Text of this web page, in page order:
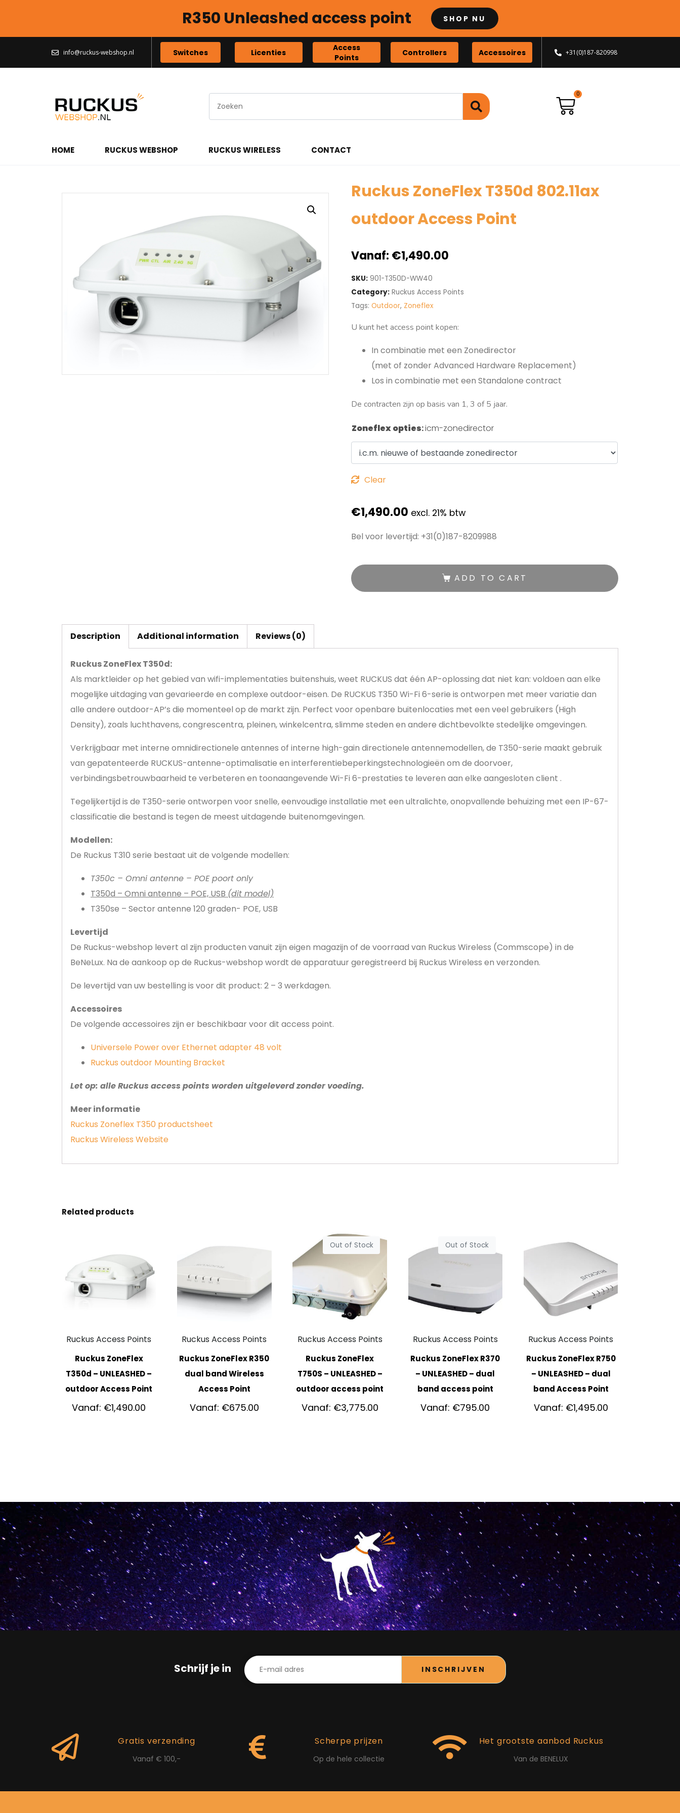
R350 Unleashed access point SHOP NU
info@ruckus-webshop.nl Switches Licenties
Access
Points
Controllers Accessoires +31(0)187-820998
HOME RUCKUS WEBSHOP RUCKUS WIRELESS CONTACT
Ruckus ZoneFlex T350d 802.11ax
outdoor Access Point
Vanaf: €1,490.00
SKU: 901-T350D-WW40
Category: Ruckus Access Points
Tags: Outdoor, Zoneflex
U kunt het access point kopen:
In combinatie met een Zonedirector
(met of zonder Advanced Hardware Replacement)
Los in combinatie met een Standalone contract
De contracten zijn op basis van 1, 3 of 5 jaar.
Zoneflex opties:icm-zonedirector
Clear
€1,490.00 excl. 21% btw
Bel voor levertijd: +31(0)187-8209988
ADD TO CART
Description Additional information Reviews (0)
Ruckus ZoneFlex T350d:
Als marktleider op het gebied van wifi-implementaties buitenshuis, weet RUCKUS dat één AP-oplossing dat niet kan: voldoen aan elke
mogelijke uitdaging van gevarieerde en complexe outdoor-eisen. De RUCKUS T350 Wi-Fi 6-serie is ontworpen met meer variatie dan
alle andere outdoor-AP’s die momenteel op de markt zijn. Perfect voor openbare buitenlocaties met een veel gebruikers (High
Density), zoals luchthavens, congrescentra, pleinen, winkelcentra, slimme steden en andere dichtbevolkte stedelijke omgevingen.
Verkrijgbaar met interne omnidirectionele antennes of interne high-gain directionele antennemodellen, de T350-serie maakt gebruik
van gepatenteerde RUCKUS-antenne-optimalisatie en interferentiebeperkingstechnologieën om de doorvoer,
verbindingsbetrouwbaarheid te verbeteren en toonaangevende Wi-Fi 6-prestaties te leveren aan elke aangesloten client .
Tegelijkertijd is de T350-serie ontworpen voor snelle, eenvoudige installatie met een ultralichte, onopvallende behuizing met een IP-67-
classificatie die bestand is tegen de meest uitdagende buitenomgevingen.
Modellen:
De Ruckus T310 serie bestaat uit de volgende modellen:
T350c – Omni antenne – POE poort only
T350d – Omni antenne – POE, USB (dit model)
T350se – Sector antenne 120 graden- POE, USB
Levertijd
De Ruckus-webshop levert al zijn producten vanuit zijn eigen magazijn of de voorraad van Ruckus Wireless (Commscope) in de
BeNeLux. Na de aankoop op de Ruckus-webshop wordt de apparatuur geregistreerd bij Ruckus Wireless en verzonden.
De levertijd van uw bestelling is voor dit product: 2 – 3 werkdagen.
Accessoires
De volgende accessoires zijn er beschikbaar voor dit access point.
Universele Power over Ethernet adapter 48 volt
Ruckus outdoor Mounting Bracket
Let op: alle Ruckus access points worden uitgeleverd zonder voeding.
Meer informatie
Ruckus Zoneflex T350 productsheet
Ruckus Wireless Website
Related products
Ruckus Access Points
Ruckus ZoneFlex
T350d – UNLEASHED –
outdoor Access Point
Vanaf: €1,490.00
Ruckus Access Points
Ruckus ZoneFlex R350
dual band Wireless
Access Point
Vanaf: €675.00
Out of Stock
Ruckus Access Points
Ruckus ZoneFlex
T750S – UNLEASHED –
outdoor access point
Vanaf: €3,775.00
Out of Stock
Ruckus Access Points
Ruckus ZoneFlex R370
– UNLEASHED – dual
band access point
Vanaf: €795.00
Ruckus Access Points
Ruckus ZoneFlex R750
– UNLEASHED – dual
band Access Point
Vanaf: €1,495.00
Schrijf je in INSCHRIJVEN
Gratis verzending
Vanaf € 100,-
Scherpe prijzen
Op de hele collectie
Het grootste aanbod Ruckus
Van de BENELUX